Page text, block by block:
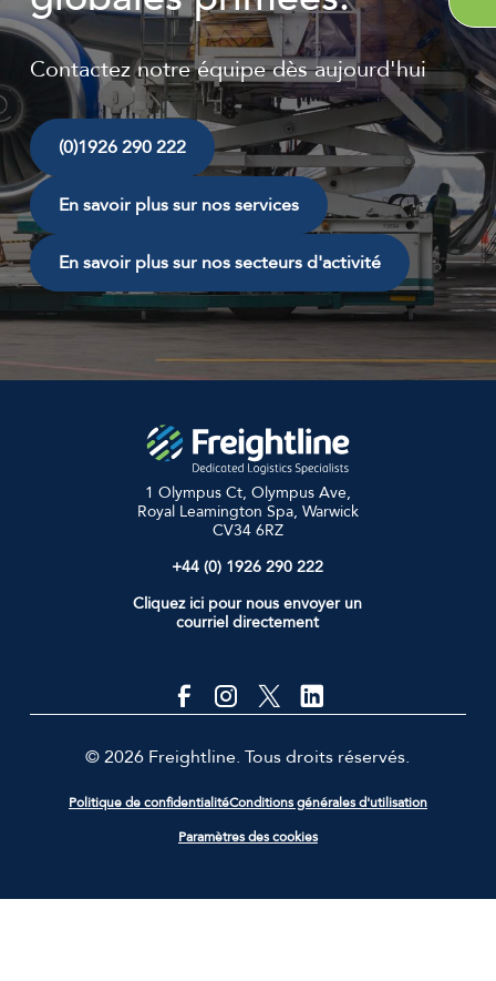
Contactez notre équipe dès aujourd'hui
(0)1926 290 222
En savoir plus sur nos services
En savoir plus sur nos secteurs d'activité
1 Olympus Ct, Olympus Ave,
Royal Leamington Spa, Warwick
CV34 6RZ
+44 (0) 1926 290 222
Cliquez ici pour nous envoyer un
courriel directement
© 2026 Freightline. Tous droits réservés.
Politique de confidentialitéConditions générales d'utilisation
Paramètres des cookies